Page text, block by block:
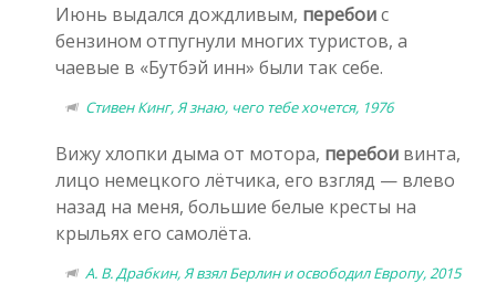
Июнь выдался дождливым, перебоис
бензином отпугнули многих туристов, а
чаевые в «Бутбэй инн» были так себе.
Стивен Кинг, Я знаю, чего тебе хочется, 1976
Вижу хлопки дыма от мотора, перебои винта,
лицо немецкого лётчика, его взгляд — влево
назад на меня, большие белые кресты на
крыльях его самолёта.
А. В. Драбкин, Я взял Берлин и освободил Европу, 2015